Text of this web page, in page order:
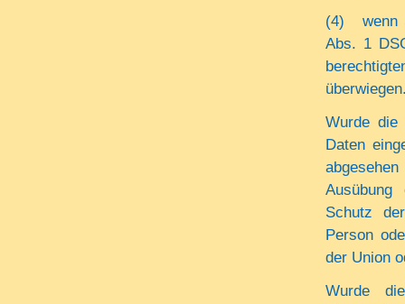
(4) wenn
Abs. 1
Wurde die
Daten
Schutz
Person
der Union
Wurde